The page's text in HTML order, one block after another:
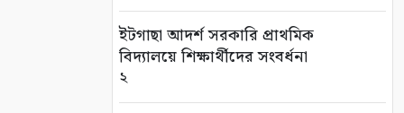
ইটগাছা আদর্শ সরকারি প্রাথমিক
বিদ্যালয়ে শিক্ষার্থীদের সংবর্ধনা
২